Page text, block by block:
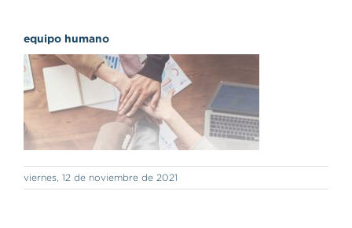
equipo humano
viernes, 12 de noviembre de 2021